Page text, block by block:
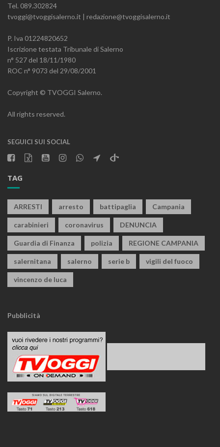
Tel. 089.302824
tvoggi@tvoggisalerno.it | redazione@tvoggisalerno.it
P. Iva 01224820652
Iscrizione testata Tribunale di Salerno
n° 527 del 18/11/1980
ROC n° 9073 del 29/08/2001
Copyright © TVOGGI Salerno.
All rights reserved.
SEGUICI SUI SOCIAL
TAG
ARRESTI arresto battipaglia Campania
carabinieri coronavirus DENUNCIA
Guardia di Finanza polizia REGIONE CAMPANIA
salernitana salerno serie b vigili del fuoco
vincenzo de luca
Pubblicità